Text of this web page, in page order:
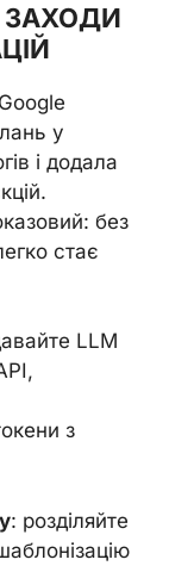
ЗАХОДИ
у
і додала
без
стає
LLM
з
: розділяйте